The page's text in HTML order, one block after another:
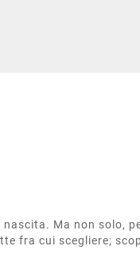
Ma non solo,
fra cui scegliere;